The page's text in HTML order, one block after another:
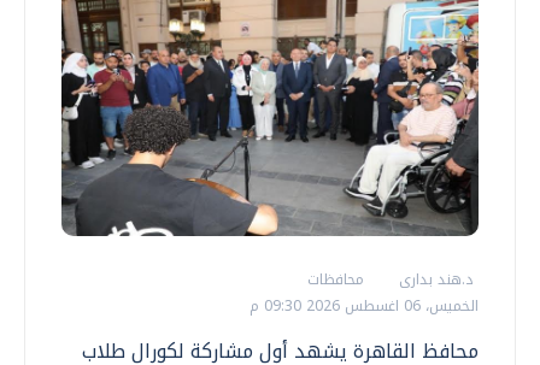
د.هند بدارى
محافظات
الخميس، 06 اغسطس 2026 09:30 م
محافظ القاهرة يشهد أول مشاركة لكورال طلاب